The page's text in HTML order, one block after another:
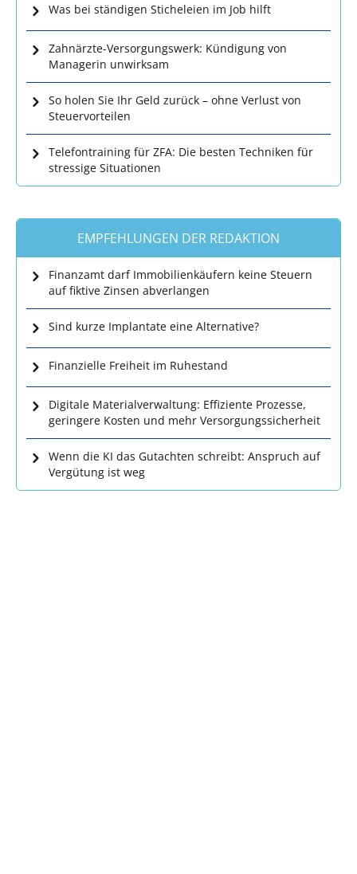
Was bei ständigen Sticheleien im Job hilft
Zahnärzte-Versorgungswerk: Kündigung von
Managerin unwirksam
So holen Sie Ihr Geld zurück – ohne Verlust von
Steuervorteilen
Telefontraining für ZFA: Die besten Techniken für
stressige Situationen
EMPFEHLUNGEN DER REDAKTION
Finanzamt darf Immobilienkäufern keine Steuern
auf fiktive Zinsen abverlangen
Sind kurze Implantate eine Alternative?
Finanzielle Freiheit im Ruhestand
Digitale Materialverwaltung: Effiziente Prozesse,
geringere Kosten und mehr Versorgungssicherheit
Wenn die KI das Gutachten schreibt: Anspruch auf
Vergütung ist weg